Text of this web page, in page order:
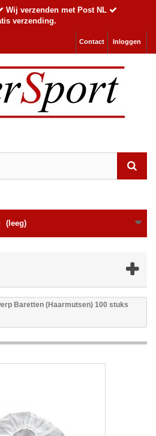
Wij verzenden met Post NL
verzending.
Inloggen
Contact
(leeg)
Baretten (Haarmutsen) 100 stuks